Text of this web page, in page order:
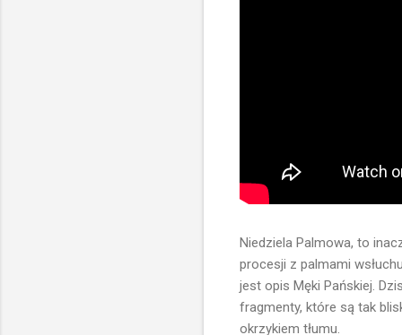
Niedziela Palmowa, to
procesji z palmami
jest opis Męki Pańskiej.
fragmenty, które są tak
okrzykiem tłumu.